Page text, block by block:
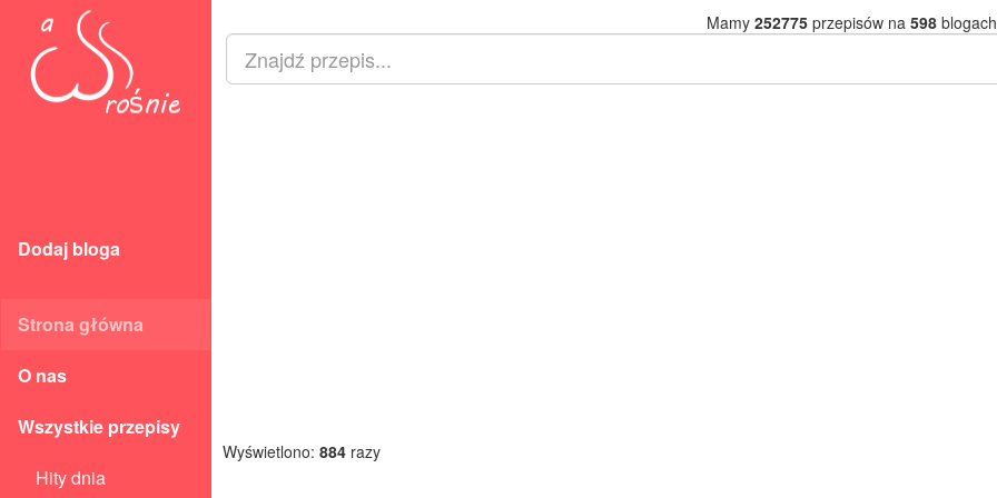
Dodaj bloga
Strona główna
O nas
Wszystkie przepisy
Hity dnia
Mamy 252775przepisów na 598
Wyświetlono: 884 razy